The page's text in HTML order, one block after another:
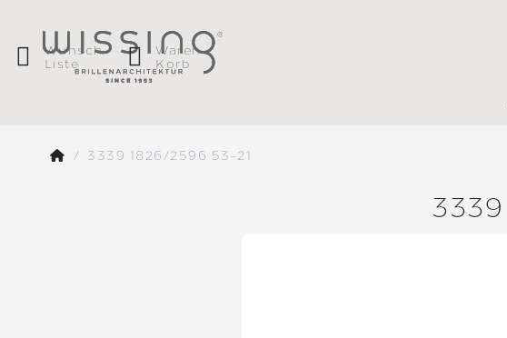
Wunsch
Liste
Waren
Korb
3339 1826/2596 53-21
3339